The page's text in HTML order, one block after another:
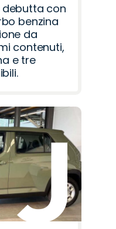
debutta con
benzina
da
contenuti,
e tre